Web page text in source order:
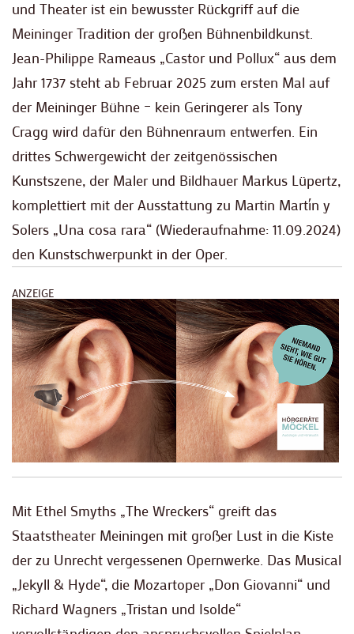
und Theater ist ein bewusster Rückgriff auf die
Meininger Tradition der großen Bühnenbildkunst.
Jean-Philippe Rameaus „Castor und Pollux“ aus dem
Jahr 1737 steht ab Februar 2025 zum ersten Mal auf
der Meininger Bühne – kein Geringerer als Tony
Cragg wird dafür den Bühnenraum entwerfen. Ein
drittes Schwergewicht der zeitgenössischen
Kunstszene, der Maler und Bildhauer Markus Lüpertz,
komplettiert mit der Ausstattung zu Martin Martín y
Solers „Una cosa rara“ (Wiederaufnahme: 11.09.2024)
den Kunstschwerpunkt in der Oper.
ANZEIGE
Mit Ethel Smyths „The Wreckers“ greift das
Staatstheater Meiningen mit großer Lust in die Kiste
der zu Unrecht vergessenen Opernwerke. Das Musical
„Jekyll & Hyde“, die Mozartoper „Don Giovanni“ und
Richard Wagners „Tristan und Isolde“